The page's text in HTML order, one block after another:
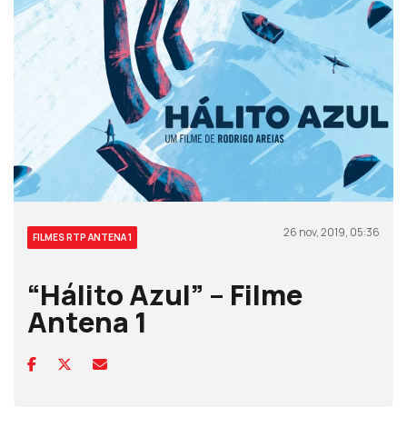
FILMES RTP ANTENA 1 26 nov, 2019, 05:36
“Hálito Azul” – Filme
Antena 1